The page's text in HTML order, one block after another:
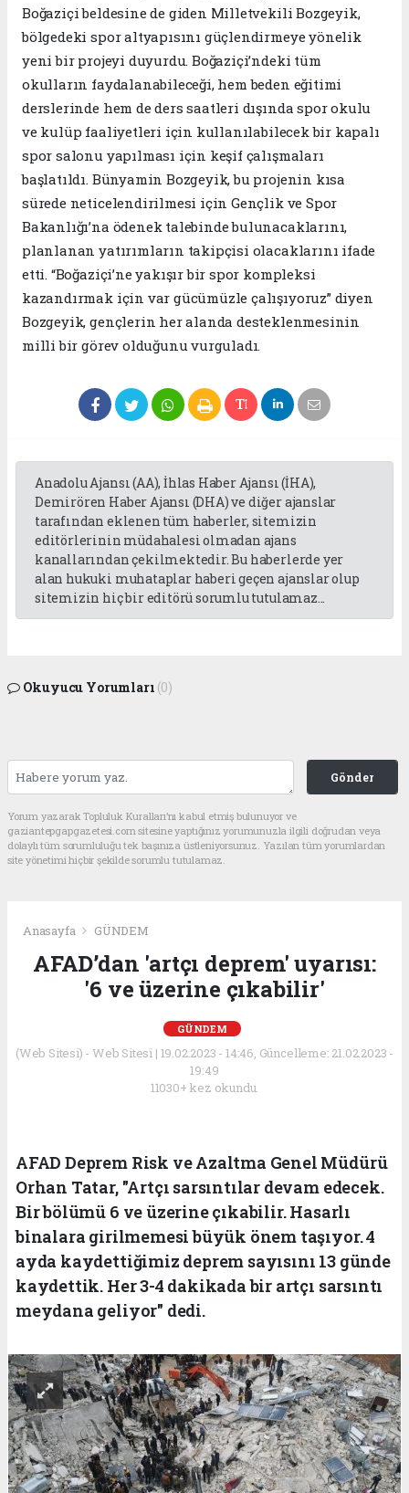
Boğaziçi beldesine de giden Milletvekili Bozgeyik,
bölgedeki spor altyapısını güçlendirmeye yönelik
yeni bir projeyi duyurdu. Boğaziçi’ndeki tüm
okulların faydalanabileceği, hem beden eğitimi
derslerinde hem de ders saatleri dışında spor okulu
ve kulüp faaliyetleri için kullanılabilecek bir kapalı
spor salonu yapılması için keşif çalışmaları
başlatıldı. Bünyamin Bozgeyik, bu projenin kısa
sürede neticelendirilmesi için Gençlik ve Spor
Bakanlığı’na ödenek talebinde bulunacaklarını,
planlanan yatırımların takipçisi olacaklarını ifade
etti. “Boğaziçi’ne yakışır bir spor kompleksi
kazandırmak için var gücümüzle çalışıyoruz” diyen
Bozgeyik, gençlerin her alanda desteklenmesinin
milli bir görev olduğunu vurguladı.
Anadolu Ajansı (AA), İhlas Haber Ajansı (İHA),
Demirören Haber Ajansı (DHA) ve diğer ajanslar
tarafından eklenen tüm haberler, sitemizin
editörlerinin müdahalesi olmadan ajans
kanallarından çekilmektedir. Bu haberlerde yer
alan hukuki muhataplar haberi geçen ajanslar olup
sitemizin hiç bir editörü sorumlu tutulamaz...
Okuyucu Yorumları (0)
Gönder
Yorum yazarak Topluluk Kuralları’nı kabul etmiş bulunuyor ve
gaziantepgapgazetesi.com sitesine yaptığınız yorumunuzla ilgili doğrudan veya
dolaylı tüm sorumluluğu tek başınıza üstleniyorsunuz. Yazılan tüm yorumlardan
site yönetimi hiçbir şekilde sorumlu tutulamaz.
Anasayfa GÜNDEM
AFAD’dan 'artçı deprem' uyarısı:
'6 ve üzerine çıkabilir'
GÜNDEM
(Web Sitesi) - Web Sitesi | 19.02.2023 - 14:46, Güncelleme: 21.02.2023 -
19:49
11030+ kez okundu.
AFAD Deprem Risk ve Azaltma Genel Müdürü
Orhan Tatar, "Artçı sarsıntılar devam edecek.
Bir bölümü 6 ve üzerine çıkabilir. Hasarlı
binalara girilmemesi büyük önem taşıyor. 4
ayda kaydettiğimiz deprem sayısını 13 günde
kaydettik. Her 3-4 dakikada bir artçı sarsıntı
meydana geliyor" dedi.